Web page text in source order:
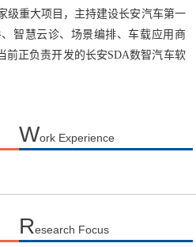
级重大项目，主持建设长安汽车第一
智慧云诊、场景编排、车载应用商
前正负责开发的长安SDA数智汽车软
Work Experience
Research Focus